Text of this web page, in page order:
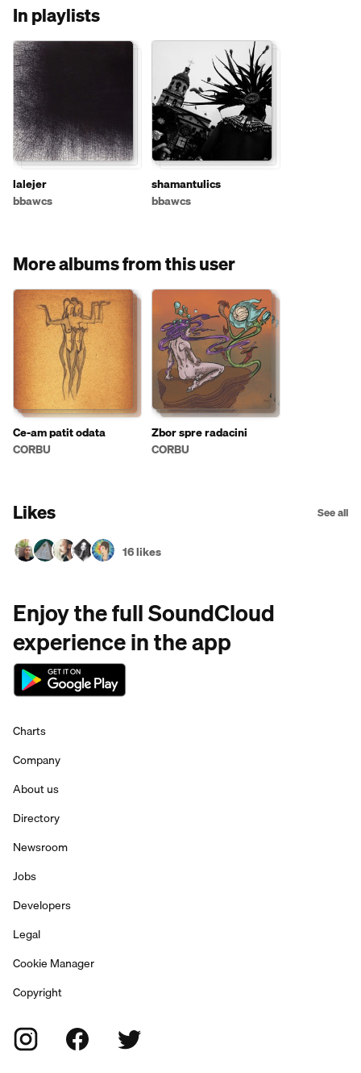
In playlists
lalejer
bbawcs
shamantulics
bbawcs
More albums from this user
Ce-am patit odata
CORBU
Zbor spre radacini
CORBU
Likes See all
16 likes
Enjoy the full SoundCloud
experience in the app
Charts
Company
About us
Directory
Newsroom
Jobs
Developers
Legal
Cookie Manager
Copyright